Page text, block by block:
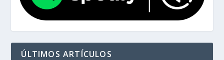
ÚLTIMOS ARTÍCULOS